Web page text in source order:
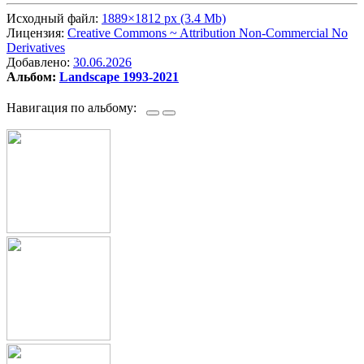
Исходный файл: 1889×1812 px (3.4 Mb)
Лицензия: Creative Commons ~ Attribution Non-Commercial No
Derivatives
Добавлено: 30.06.2026
Альбом: Landscape 1993-2021
Навигация по альбому: